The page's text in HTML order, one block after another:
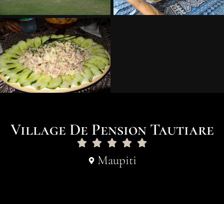
Village De Pension Tautiare
Maupiti